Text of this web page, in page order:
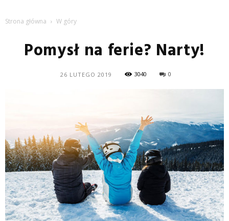
Strona główna W góry
Pomysł na ferie? Narty!
26 LUTEGO 2019 3040 0